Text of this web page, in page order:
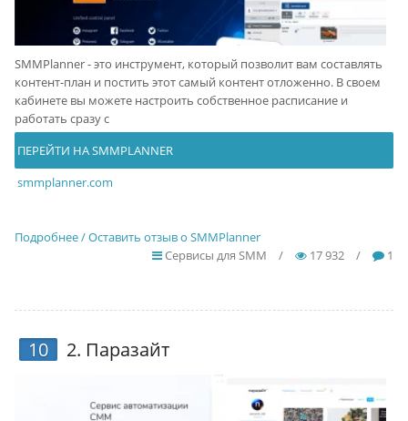
SMMPlanner - это инструмент, который позволит вам составлять
контент-план и постить этот самый контент отложенно. В своем
кабинете вы можете настроить собственное расписание и
работать сразу с
ПЕРЕЙТИ НА SMMPLANNER
smmplanner.com
Подробнее / Оставить отзыв о SMMPlanner
Сервисы для SMM
/ 17 932 / 1
10 2. Паразайт